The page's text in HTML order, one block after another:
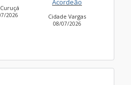
Cidade Vargas
Cidade Jardim
30/06/2026